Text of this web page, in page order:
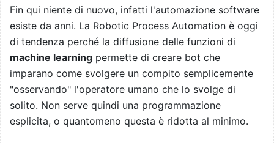
Fin qui niente di nuovo, infatti l'automazione software
esiste da anni. La Robotic Process Automation è oggi
di tendenza perché la diffusione delle funzioni di
machine learning permette di creare bot che
imparano come svolgere un compito semplicemente
"osservando" l'operatore umano che lo svolge di
solito. Non serve quindi una programmazione
esplicita, o quantomeno questa è ridotta al minimo.